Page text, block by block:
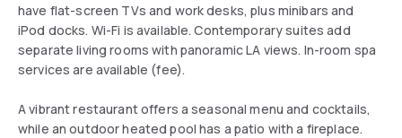
have flat-screen TVs and work desks, plus minibars and
iPod docks. Wi-Fi is available. Contemporary suites add
separate living rooms with panoramic LA views. In-room spa
services are available (fee).
A vibrant restaurant offers a seasonal menu and cocktails,
while an outdoor heated pool has a patio with a fireplace.